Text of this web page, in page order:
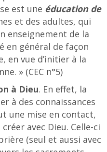
est une éducation de
et des adultes, qui
enseignement de la
en général de façon
en vue d’initier à la
» (CEC n°5)
à Dieu. En effet, la
à des connaissances
une mise en contact,
avec Dieu. Celle-ci
(seul et aussi avec